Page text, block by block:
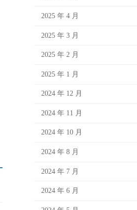
2025 年 4 月
2025 年 3 月
2025 年 2 月
2025 年 1 月
2024 年 12 月
2024 年 11 月
2024 年 10 月
2024 年 8 月
2024 年 7 月
2024 年 6 月